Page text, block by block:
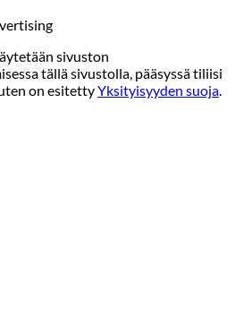
sivuston
tällä sivustolla, pääsyssä tiliisi
on esitettyYksityisyyden suoja